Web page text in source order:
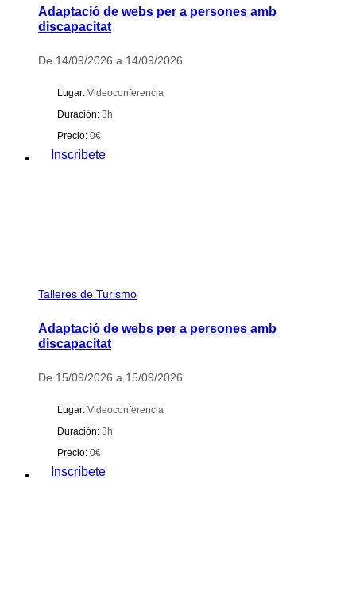
Adaptació de webs per a persones amb
discapacitat
De 14/09/2026 a 14/09/2026
Lugar: Videoconferencia
Duración: 3h
Precio: 0€
Inscríbete
Talleres de Turismo
Adaptació de webs per a persones amb
discapacitat
De 15/09/2026 a 15/09/2026
Lugar: Videoconferencia
Duración: 3h
Precio: 0€
Inscríbete